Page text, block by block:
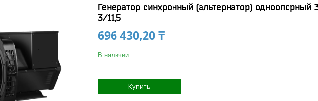
Генератор синхронный (альтернатор) одноопорный
3/11,5
696 430,20 ₸
В наличии
Купить